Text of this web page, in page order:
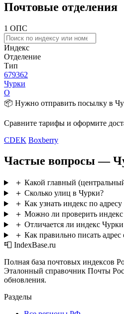
Почтовые отделения
1 ОПС
Индекс
Отделение
Тип
679362
Чурки
О
📦 Нужно отправить посылку в
Сравните тарифы и оформите
CDEK Boxberry
Частые вопросы —
＋ Какой главный
＋ Сколько улиц в Чурки?
＋ Как узнать индекс по
＋ Можно ли проверить
＋ Отличается ли индекс
＋ Как правильно писать
📮 IndexBase.ru
Полная база почтовых индексов
Эталонный справочник Почты
обновления.
Разделы